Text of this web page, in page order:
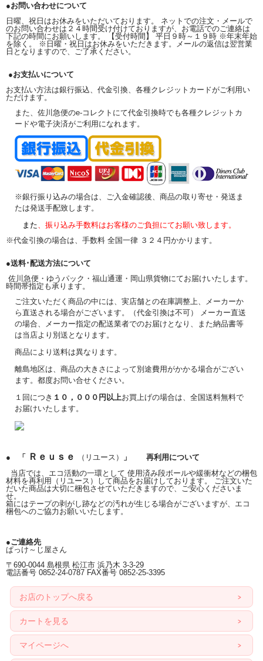
●お問い合わせについて
日曜、祝日はお休みをいただいております。 ネットでの注文・メールで
のお問い合わせは２４時間受け付けておりますが、お電話でのご連絡は
下記の時間にお願いします。 【受付時間】 平日９時～１９時 ※年末年始
を除く。 ※日曜・祝日はお休みをいただきます。メールの返信は翌営業
日となりますので、ご了承ください。
●お支払いについて
お支払い方法は銀行振込、代金引換、各種クレジットカードがご利用い
ただけます。
また、佐川急便のe-コレクトにて代金引換時でも各種クレジットカ
ードや電子決済がご利用になれます。
※銀行振り込みの場合は、ご入金確認後、商品の取り寄せ・発送ま
たは発送手配致します。
また 、振り込み手数料はお客様のご負担にてお願い致します。
※代金引換の場合は、手数料 全国一律 ３２４円かかります。
●送料･配送方法について
佐川急便・ゆうパック・福山通運・岡山県貨物にてお届けいたします。
時間帯指定も承ります。
ご注文いただく商品の中には、実店舗との在庫調整上、メーカーか
ら直送される場合がございます。（代金引換は不可） メーカー直送
の場合、メーカー指定の配送業者でのお届けとなり、また納品書等
は当店より別送となります。
商品により送料は異なります。
離島地区は、商品の大きさによって別途費用がかかる場合がござい
ます。都度お問い合せください。
１回につき １０，０００円以上お買上げの場合は、全国送料無料で
お届けいたします。
● 「 Ｒｅｕｓｅ （リユース）
」 再利用について
当店では、エコ活動の一環として 使用済み段ボールや緩衝材などの梱包
材料を再利用（リユース）して商品をお届けしております。 ご注文いた
だいた商品は大切に梱包させていただきますので、ご安心くださいま
せ。
箱にはテープの剥がし跡などの汚れが生じる場合がございますが、エコ
梱包へのご協力お願いいたします。
●ご連絡先
ぱっけ～じ屋さん
〒690-0044 島根県 松江市 浜乃木 3-3-29
電話番号 0852-24-0787 FAX番号 0852-25-3395
お店のトップへ戻る
カートを見る
マイページへ